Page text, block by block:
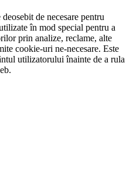
de necesare pentru
în mod special pentru a
prin analize, reclame, alte
cookie-uri ne-necesare. Este
utilizatorului înainte de a rula